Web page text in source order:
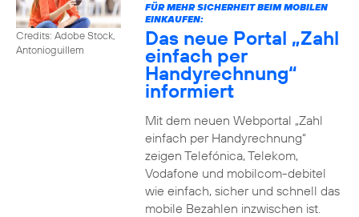
Credits: Adobe Stock,
Antonioguillem
FÜR MEHR SICHERHEIT BEIM MOBILEN
EINKAUFEN:
Das neue Portal „Zahl
einfach per
Handyrechnung“
informiert
Mit dem neuen Webportal „Zahl
einfach per Handyrechnung“
zeigen Telefónica, Telekom,
Vodafone und mobilcom-debitel
wie einfach, sicher und schnell das
mobile Bezahlen inzwischen ist.